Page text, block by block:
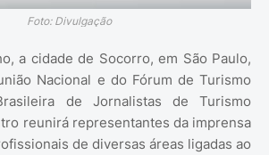
Foto: Divulgação
a cidade de Socorro, em São Paulo,
Nacional e do Fórum de Turismo
de Jornalistas de Turismo
reunirá representantes da imprensa
de diversas áreas ligadas ao